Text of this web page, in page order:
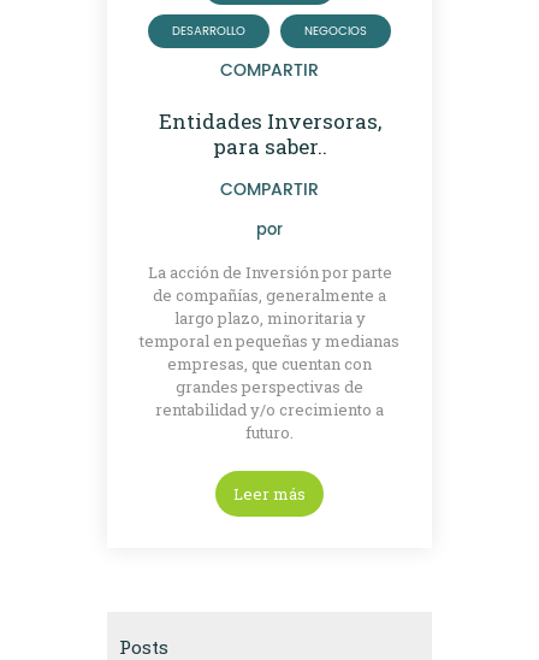
DESARROLLO NEGOCIOS
COMPARTIR
Entidades Inversoras,
para saber..
COMPARTIR
por
La acción de Inversión por parte
de compañías, generalmente a
largo plazo, minoritaria y
temporal en pequeñas y medianas
empresas, que cuentan con
grandes perspectivas de
rentabilidad y/o crecimiento a
futuro.
Leer más
Posts